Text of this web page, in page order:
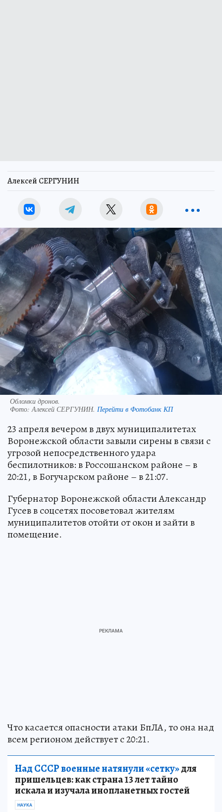
Алексей СЕРГУНИН
Обломки дронов.
Фото:Алексей СЕРГУНИН. Перейти в Фотобанк КП
23 апреля вечером в двух муниципалитетах
Воронежской области завыли сирены в связи с
угрозой непосредственного удара
беспилотников: в Россошанском районе – в
20:21, в Богучарском районе – в 21:07.
Губернатор Воронежской области Александр
Гусев в соцсетях посоветовал жителям
муниципалитетов отойти от окон и зайти в
помещение.
Что касается опасности атаки БпЛА, то она над
всем регионом действует с 20:21.
Над СССР военные натянули «сетку»для
пришельцев: как страна 13 лет тайно
искала и изучала инопланетных гостей
НАУКА